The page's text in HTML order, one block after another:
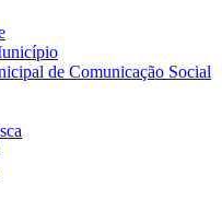
de Comunicação Social